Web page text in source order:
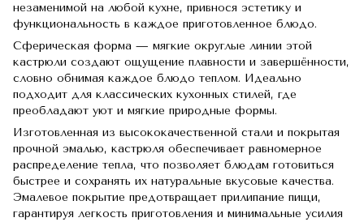
незаменимой на любой кухне, привнося эстетику и
функциональность в каждое приготовленное блюдо.
Сферическая форма — мягкие округлые линии этой
кастрюли создают ощущение плавности и завершённости,
словно обнимая каждое блюдо теплом. Идеально
подходит для классических кухонных стилей, где
преобладают уют и мягкие природные формы.
Изготовленная из высококачественной стали и покрытая
прочной эмалью, кастрюля обеспечивает равномерное
распределение тепла, что позволяет блюдам готовиться
быстрее и сохранять их натуральные вкусовые качества.
Эмалевое покрытие предотвращает прилипание пищи,
гарантируя легкость приготовления и минимальные усилия